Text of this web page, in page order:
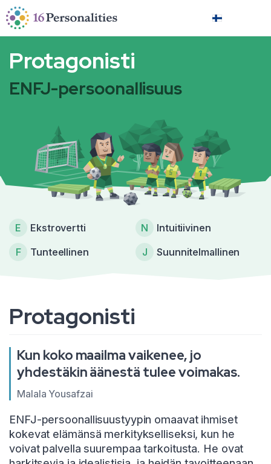
Siirry pääsisältöön
Siirry saavutettavuusasetuksiin
Suomi
Protagonisti
ENFJ-persoonallisuus
E Ekstrovertti N
Intuitiivinen
F
Tunteellinen J Suunnitelmallinen
Protagonisti
Kun koko maailma vaikenee, jo
yhdestäkin äänestä tulee voimakas.
Malala Yousafzai
ENFJ-persoonallisuustyypin omaavat ihmiset
kokevat elämänsä merkitykselliseksi, kun he
voivat palvella suurempaa tarkoitusta. He ovat